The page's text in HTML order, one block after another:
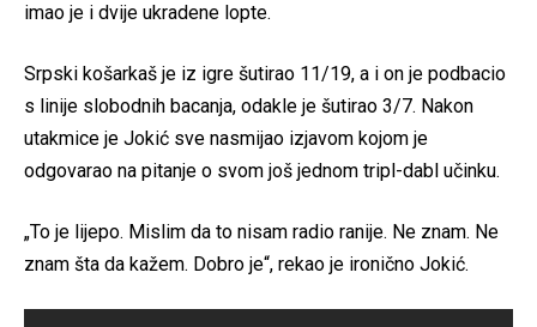
imao je i dvije ukradene lopte.
Srpski košarkaš je iz igre šutirao 11/19, a i on je podbacio
s linije slobodnih bacanja, odakle je šutirao 3/7. Nakon
utakmice je Jokić sve nasmijao izjavom kojom je
odgovarao na pitanje o svom još jednom tripl-dabl učinku.
„To je lijepo. Mislim da to nisam radio ranije. Ne znam. Ne
znam šta da kažem. Dobro je“, rekao je ironično Jokić.